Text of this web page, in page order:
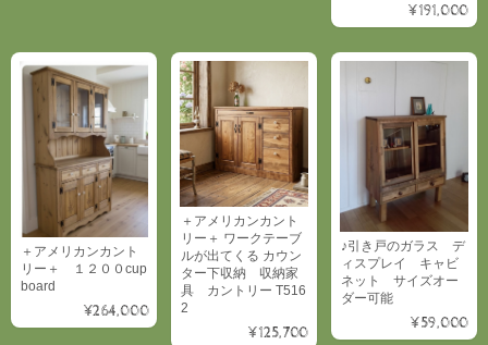
¥191,000
＋アメリカンカント
リー＋ １２００cup
board
¥264,000
＋アメリカンカント
リー＋ ワークテーブ
ルが出てくる カウン
ター下収納 収納家
具 カントリー T516
2
¥125,700
♪引き戸のガラス デ
ィスプレイ キャビ
ネット サイズオー
ダー可能
¥59,000